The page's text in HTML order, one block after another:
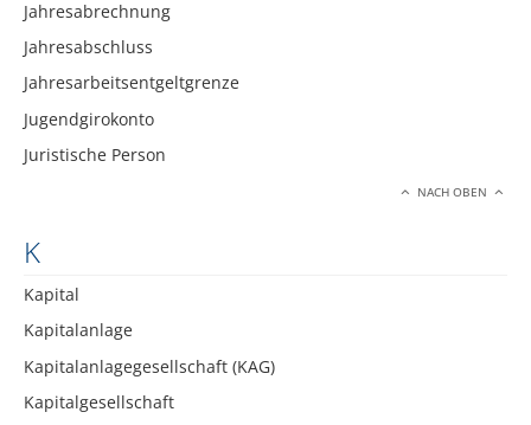
Jahresabrechnung
Jahresabschluss
Jahresarbeitsentgeltgrenze
Jugendgirokonto
Juristische Person
NACH OBEN
K
Kapital
Kapitalanlage
Kapitalanlagegesellschaft (KAG)
Kapitalgesellschaft